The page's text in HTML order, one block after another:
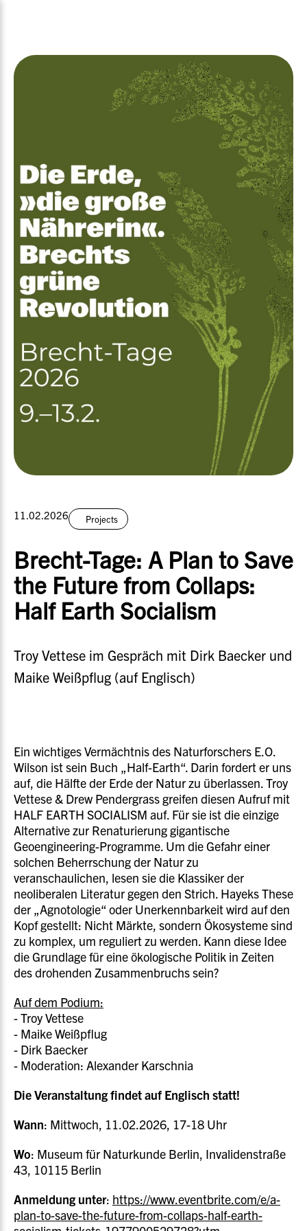
11.02.2026 Projects
Brecht-Tage: A Plan to Save
the Future from Collaps:
Half Earth Socialism
Troy Vettese im Gespräch mit Dirk Baecker und
Maike Weißpflug (auf Englisch)
Ein wichtiges Vermächtnis des Naturforschers E.O.
Wilson ist sein Buch „Half-Earth“. Darin fordert er uns
auf, die Hälfte der Erde der Natur zu überlassen. Troy
Vettese & Drew Pendergrass greifen diesen Aufruf mit
HALF EARTH SOCIALISM auf. Für sie ist die einzige
Alternative zur Renaturierung gigantische
Geoengineering-Programme. Um die Gefahr einer
solchen Beherrschung der Natur zu
veranschaulichen, lesen sie die Klassiker der
neoliberalen Literatur gegen den Strich. Hayeks These
der „Agnotologie“ oder Unerkennbarkeit wird auf den
Kopf gestellt: Nicht Märkte, sondern Ökosysteme sind
zu komplex, um reguliert zu werden. Kann diese Idee
die Grundlage für eine ökologische Politik in Zeiten
des drohenden Zusammenbruchs sein?
Auf dem Podium:
- Troy Vettese
- Maike Weißpflug
- Dirk Baecker
- Moderation: Alexander Karschnia
Die Veranstaltung findet auf Englisch statt!
Wann: Mittwoch, 11.02.2026, 17-18 Uhr
Wo: Museum für Naturkunde Berlin, Invalidenstraße
43, 10115 Berlin
Anmeldung unter: https://www.eventbrite.com/e/a-
plan-to-save-the-future-from-collaps-half-earth-